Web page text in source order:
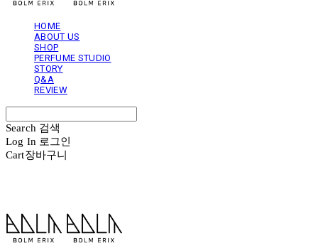
HOME
ABOUT US
SHOP
PERFUME STUDIO
STORY
Q&A
REVIEW
Search 검색
Log In 로그인
Cart장바구니